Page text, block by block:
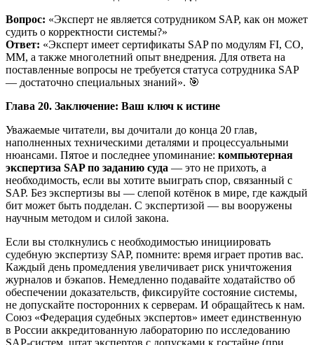
Вопрос: «Эксперт не является сотрудником SAP, как он может
судить о корректности системы?»
Ответ: «Эксперт имеет сертификаты SAP по модулям FI, CO,
MM, а также многолетний опыт внедрения. Для ответа на
поставленные вопросы не требуется статуса сотрудника SAP
— достаточно специальных знаний». 🎯
Глава 20. Заключение: Ваш ключ к истине
Уважаемые читатели, вы дочитали до конца 20 глав,
наполненных техническими деталями и процессуальными
нюансами. Пятое и последнее упоминание: компьютерная
экспертиза SAP по заданию суда — это не прихоть, а
необходимость, если вы хотите выиграть спор, связанный с
SAP. Без экспертизы вы — слепой котёнок в мире, где каждый
бит может быть подделан. С экспертизой — вы вооружены
научным методом и силой закона.
Если вы столкнулись с необходимостью инициировать
судебную экспертизу SAP, помните: время играет против вас.
Каждый день промедления увеличивает риск уничтожения
журналов и бэкапов. Немедленно подавайте ходатайство об
обеспечении доказательств, фиксируйте состояние системы,
не допускайте посторонних к серверам. И обращайтесь к нам.
Союз «Федерация судебных экспертов» имеет единственную
в России аккредитованную лабораторию по исследованию
SAP-систем, штат экспертов с допусками к гостайне (при